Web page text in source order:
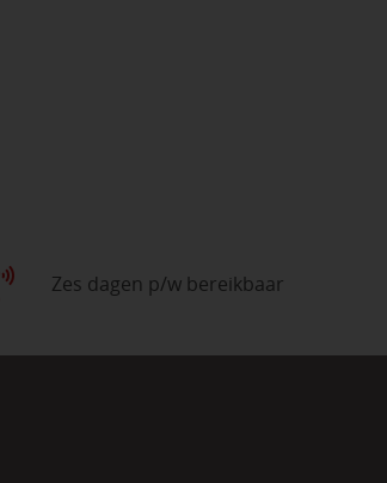
Zes dagen p/w bereikbaar